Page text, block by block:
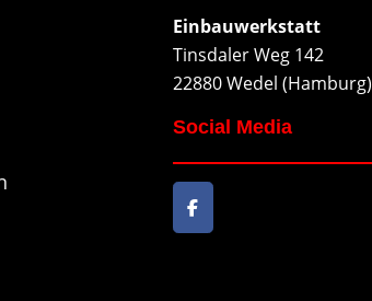
Einbauwerkstatt
Tinsdaler Weg 142
22880 Wedel (Hamburg)
Social Media